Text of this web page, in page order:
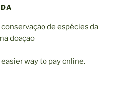
de espécies da
doação